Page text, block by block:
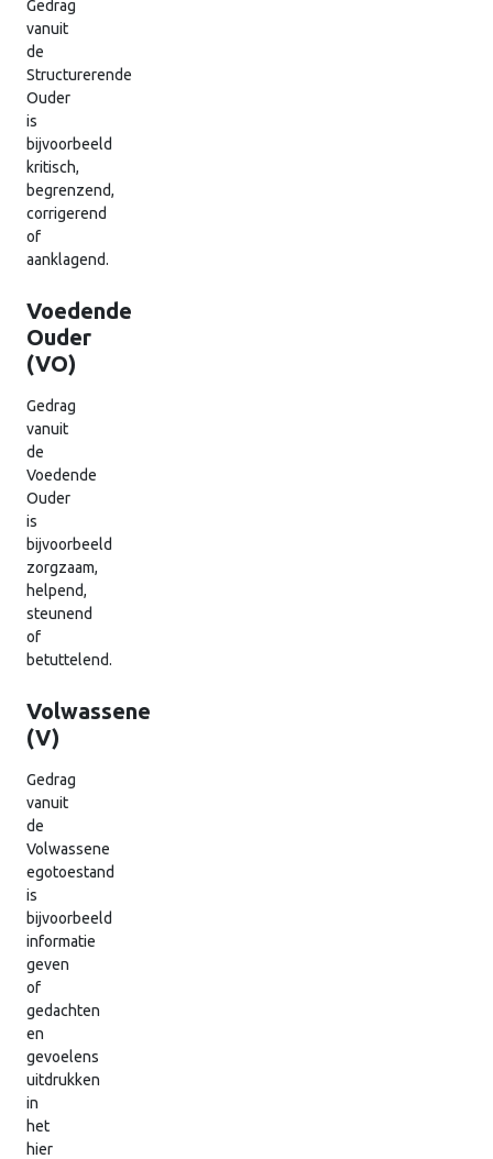
Gedrag
vanuit
de
Structurerende
Ouder
is
bijvoorbeeld
kritisch,
begrenzend,
corrigerend
of
aanklagend.
Voedende
Ouder
(VO)
Gedrag
vanuit
de
Voedende
Ouder
is
bijvoorbeeld
zorgzaam,
helpend,
steunend
of
betuttelend.
Volwassene
(V)
Gedrag
vanuit
de
Volwassene
egotoestand
is
bijvoorbeeld
informatie
geven
of
gedachten
en
gevoelens
uitdrukken
in
het
hier